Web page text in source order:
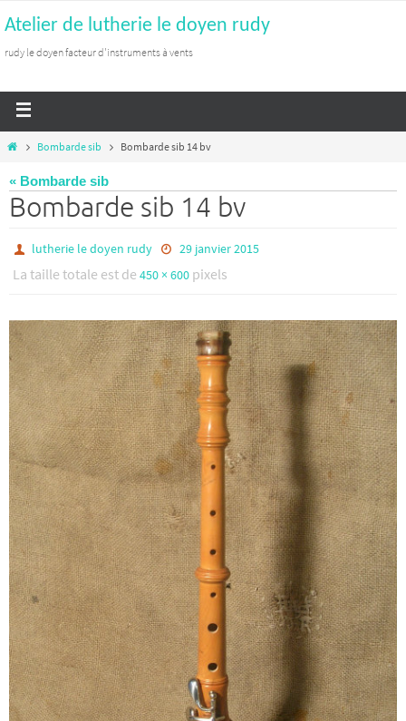
Atelier de lutherie le doyen rudy
rudy le doyen facteur d'instruments à vents
Bombarde sib Bombarde sib 14 bv
« Bombarde sib
Bombarde sib 14 bv
lutherie le doyen rudy 29 janvier 2015
La taille totale est de 450 × 600 pixels